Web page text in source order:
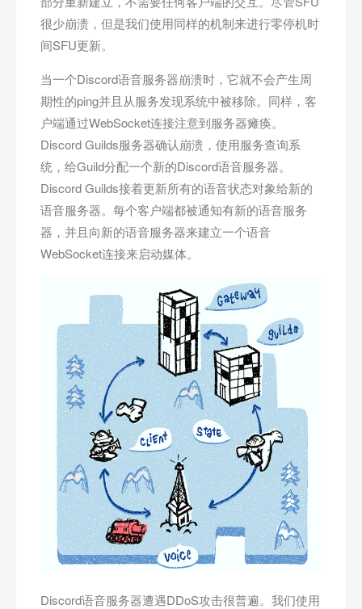
很少崩溃，但是我们使用同样的机制来进行零停机时
间SFU更新。
当一个Discord语音服务器崩溃时，它就不会产生周
期性的ping并且从服务发现系统中被移除。同样，客
户端通过WebSocket连接注意到服务器瘫痪。
Discord Guilds服务器确认崩溃，使用服务查询系
统，给Guild分配一个新的Discord语音服务器。
Discord Guilds接着更新所有的语音状态对象给新的
语音服务器。每个客户端都被通知有新的语音服务
器，并且向新的语音服务器来建立一个语音
WebSocket连接来启动媒体。
Discord语音服务器遭遇DDoS攻击很普遍。我们使用